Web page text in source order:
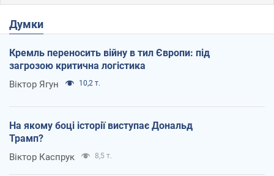
Думки
Кремль переносить війну в тил Європи: під
загрозою критична логістика
Віктор Ягун 10,2 т.
На якому боці історії виступає Дональд
Трамп?
Віктор Каспрук 8,5 т.